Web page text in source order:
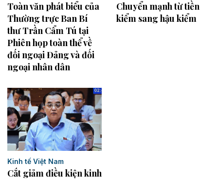
Toàn văn phát biểu của
Thường trực Ban Bí
thư Trần Cẩm Tú tại
Phiên họp toàn thể về
đối ngoại Đảng và đối
ngoại nhân dân
Chuyển mạnh từ tiền
kiểm sang hậu kiểm
Kinh tế Việt Nam
Cắt giảm điều kiện kinh